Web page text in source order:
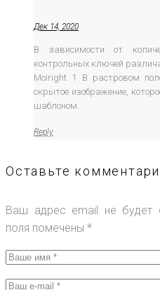
Дек 14, 2020
В зависимости от
контрольных ключей
Moiright 1 В растровом
скрытое изображение,
шаблоном.
Reply
Оставьте
Ваш адрес email не будет
поля помечены *